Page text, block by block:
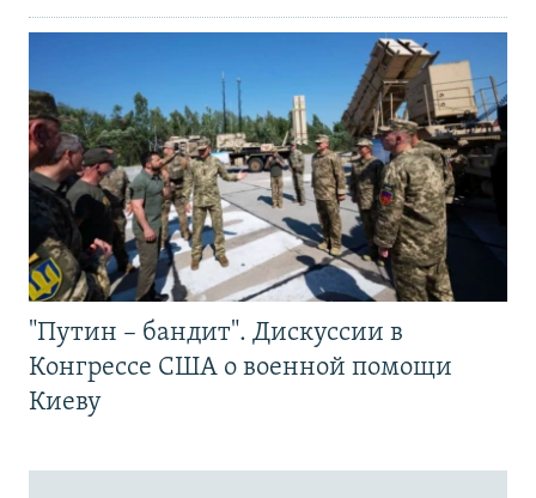
"Путин – бандит". Дискуссии в
Конгрессе США о военной помощи
Киеву